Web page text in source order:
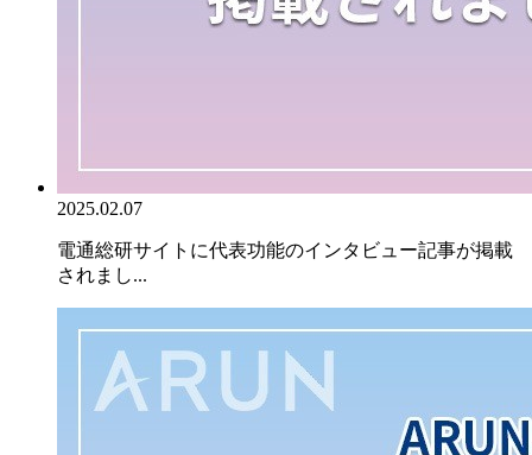
2025.02.07
電通総研サイトに代表功能のインタビュー記事が掲載
されまし...